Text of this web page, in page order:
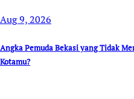
Aug 9, 2026
Angka Pemuda Bekasi yang Tidak
Kotamu?